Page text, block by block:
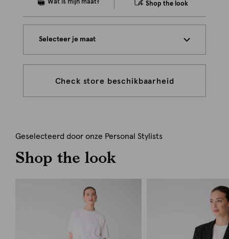
Shop the look
Selecteer je maat
Check store beschikbaarheid
Geselecteerd door onze Personal Stylists
Shop the look